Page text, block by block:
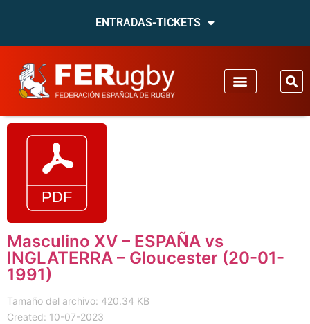
ENTRADAS-TICKETS
Masculino XV – ESPAÑA vs
INGLATERRA – Gloucester (20-01-
1991)
Tamaño del archivo: 420.34 KB
Created: 10-07-2023